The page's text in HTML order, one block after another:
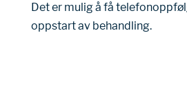
Det er mulig å få
oppstart av behandling.